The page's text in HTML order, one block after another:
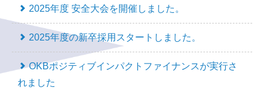
2025年度 安全大会を開催しました。
2025年度の新卒採用スタートしました。
OKBポジティブインパクトファイナンスが実行さ
れました